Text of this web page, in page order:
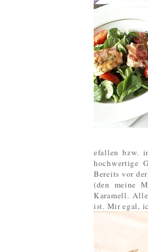
efallen bzw.
hochwertige
Bereits vor
(den meine
Karamell.
ist. Mir egal,